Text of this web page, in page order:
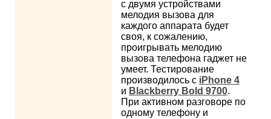
с двумя устройствами
мелодия вызова для
каждого аппарата будет
своя, к сожалению,
проигрывать мелодию
вызова телефона гаджет не
умеет. Тестирование
производилось с iPhone 4
и Blackberry Bold 9700.
При активном разговоре по
одному телефону и